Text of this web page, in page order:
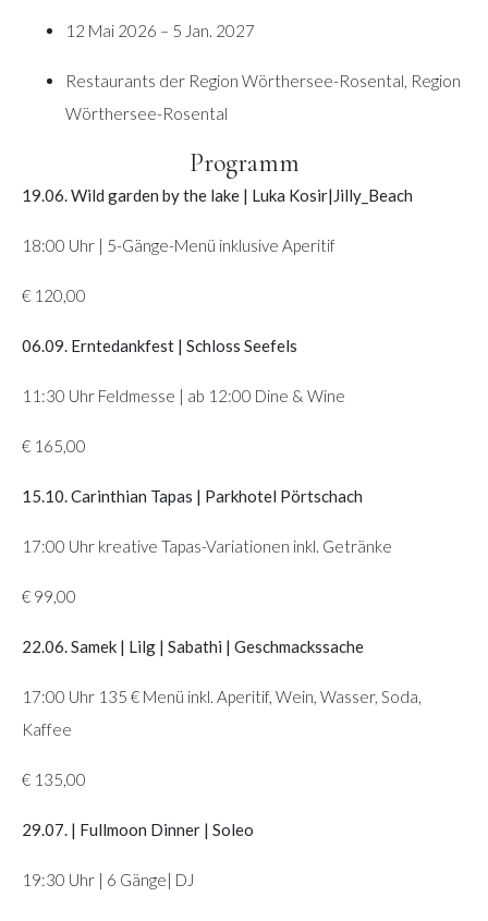
12 Mai 2026 – 5 Jan. 2027
Restaurants der Region Wörthersee-Rosental, Region
Wörthersee-Rosental
Programm
19.06. Wild garden by the lake | Luka Kosir|Jilly_Beach
18:00 Uhr | 5-Gänge-Menü inklusive Aperitif
€ 120,00
06.09. Erntedankfest | Schloss Seefels
11:30 Uhr Feldmesse | ab 12:00 Dine & Wine
€ 165,00
15.10. Carinthian Tapas | Parkhotel Pörtschach
17:00 Uhr kreative Tapas-Variationen inkl. Getränke
€ 99,00
22.06. Samek | Lilg | Sabathi | Geschmackssache
17:00 Uhr 135 € Menü inkl. Aperitif, Wein, Wasser, Soda,
Kaffee
€ 135,00
29.07. | Fullmoon Dinner | Soleo
19:30 Uhr | 6 Gänge| DJ